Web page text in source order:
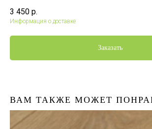
3 450 р.
Информация о доставке
Заказать
ВАМ ТАКЖЕ МОЖЕТ